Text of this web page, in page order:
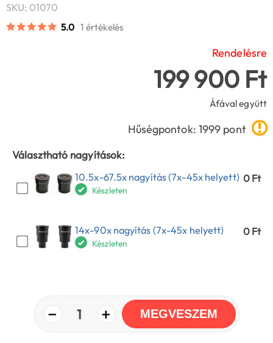
SKU: 01070
5.0 1 értékelés
Rendelésre
199 900 Ft
Áfával együtt
Hűségpontok: 1999 pont
Választható nagyítások:
10.5x-67.5x nagyítás (7x-45x helyett)
Készleten
0 Ft
14x-90x nagyítás (7x-45x helyett)
Készleten
0 Ft
− 1 + MEGVESZEM